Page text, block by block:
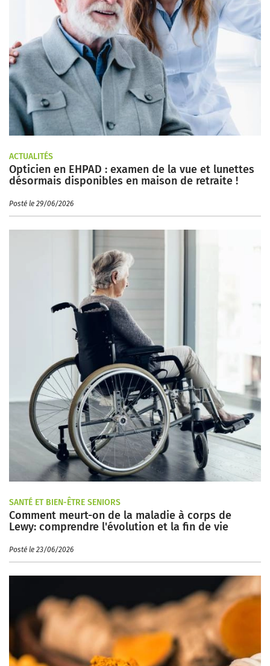
ACTUALITÉS
Opticien en EHPAD : examen de la vue et lunettes
désormais disponibles en maison de retraite !
Posté le 29/06/2026
SANTÉ ET BIEN-ÊTRE SENIORS
Comment meurt-on de la maladie à corps de
Lewy: comprendre l'évolution et la fin de vie
Posté le 23/06/2026